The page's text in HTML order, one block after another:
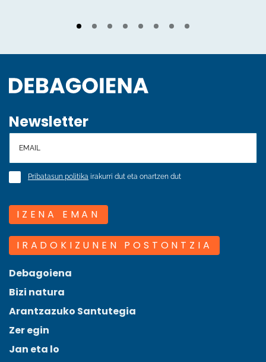
Newsletter
Pribatasun politika irakurri dut eta onartzen dut
IZENA EMAN
IRADOKIZUNEN POSTONTZIA
Debagoiena
Bizi natura
Arantzazuko Santutegia
Zer egin
Jan eta lo